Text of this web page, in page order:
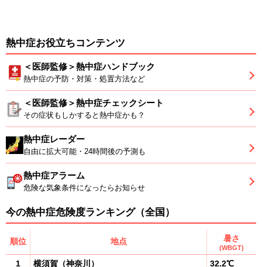
熱中症お役立ちコンテンツ
＜医師監修＞熱中症ハンドブック
熱中症の予防・対策・処置方法など
＜医師監修＞熱中症チェックシート
その症状もしかすると熱中症かも？
熱中症レーダー
自由に拡大可能・24時間後の予測も
熱中症アラーム
危険な気象条件になったらお知らせ
今の熱中症危険度ランキング（全国）
順位 地点 暑さ
(WBGT)
1 横須賀 （神奈川 ） 32.2℃